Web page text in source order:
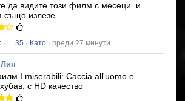
да видите този филм с месеци. и
също излезе
· 35 · Като · преди 27 минути
I miserabili: Caccia all'uomo е
с HD качество